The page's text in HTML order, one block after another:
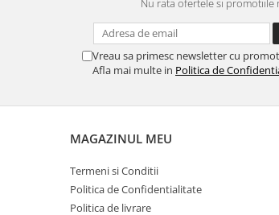
Nu rata ofertele si promotiile
Vreau sa primesc newsletter cu
Afla mai multe in Politica de
MAGAZINUL MEU
Termeni si Conditii
Politica de Confidentialitate
Politica de livrare